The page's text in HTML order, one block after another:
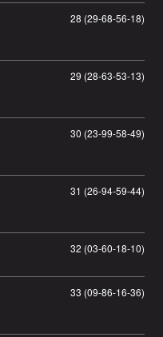
28 (29-68-56-18)
29 (28-63-53-13)
30 (23-99-58-49)
31 (26-94-59-44)
32 (03-60-18-10)
33 (09-86-16-36)